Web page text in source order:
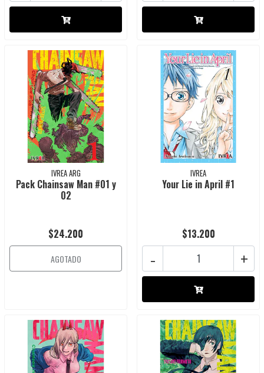
IVREA ARG
Pack Chainsaw Man #01 y
02
$24.200
AGOTADO
IVREA
Your Lie in April #1
$13.200
+
-